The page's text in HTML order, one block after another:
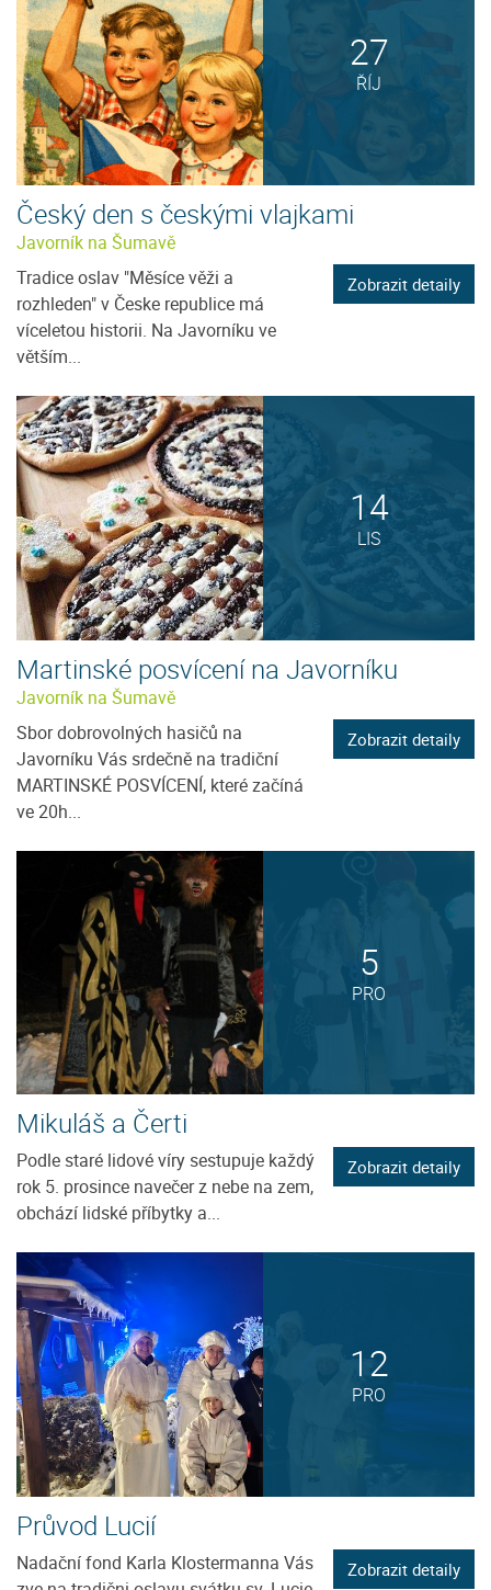
27
ŘÍJ
Český den s českými vlajkami
Javorník na Šumavě
Tradice oslav "Měsíce věži a
rozhleden" v Česke republice má
víceletou historii. Na Javorníku ve
větším...
Zobrazit detaily
14
LIS
Martinské posvícení na Javorníku
Javorník na Šumavě
Sbor dobrovolných hasičů na
Javorníku Vás srdečně na tradiční
MARTINSKÉ POSVÍCENÍ, které začíná
ve 20h...
Zobrazit detaily
5
PRO
Mikuláš a Čerti
Podle staré lidové víry sestupuje každý
rok 5. prosince navečer z nebe na zem,
obchází lidské příbytky a...
Zobrazit detaily
12
PRO
Průvod Lucií
Nadační fond Karla Klostermanna Vás
Zobrazit detaily